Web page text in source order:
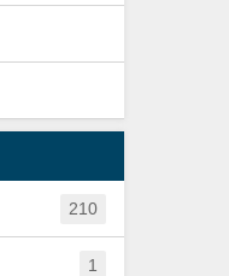
210
1